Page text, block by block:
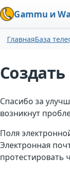
Gammu и
ГлавнаяБаза
Спасибо за
возникнут
Поля
Электронная
протестировать